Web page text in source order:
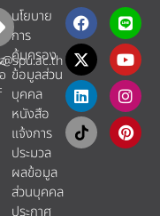
นโยบาย
การ
คุ้มครอง
ข้อมูลส่วน
บุคคล
หนังสือ
แจ้งการ
ประมวล
ผลข้อมูล
ส่วนบุคคล